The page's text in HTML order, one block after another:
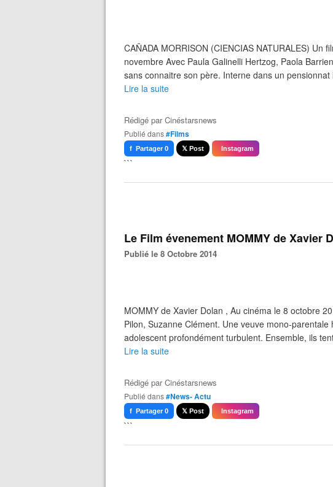
CAÑADA MORRISON (CIENCIAS NATURALES) Un
novembre Avec Paula Galinelli Hertzog, Paola
sans connaitre son père. Interne dans un
Lire la suite
Rédigé parCinéstarsnews
Publié dans#Films
f Partager 0 𝕏 Post Instagram
```
Le Film évenement MOMMY de Xavier
Publié le 8 Octobre 2014
MOMMY de Xavier Dolan , Au cinéma le 8 octobre
Pilon, Suzanne Clément. Une veuve mono-
adolescent profondément turbulent. Ensemble, ils
Lire la suite
Rédigé parCinéstarsnews
Publié dans#News- Actu
f Partager 0 𝕏 Post Instagram
```